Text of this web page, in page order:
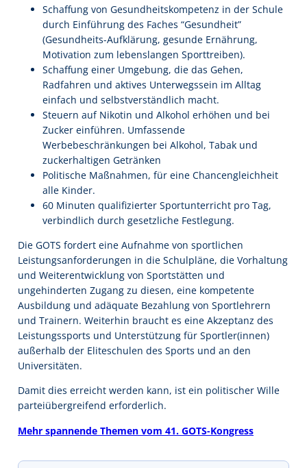
Schaffung von Gesundheitskompetenz in der Schule
durch Einführung des Faches “Gesundheit”
(Gesundheits-Aufklärung, gesunde Ernährung,
Motivation zum lebenslangen Sporttreiben).
Schaffung einer Umgebung, die das Gehen,
Radfahren und aktives Unterwegssein im Alltag
einfach und selbstverständlich macht.
Steuern auf Nikotin und Alkohol erhöhen und bei
Zucker einführen. Umfassende
Werbebeschränkungen bei Alkohol, Tabak und
zuckerhaltigen Getränken
Politische Maßnahmen, für eine Chancengleichheit
alle Kinder.
60 Minuten qualifizierter Sportunterricht pro Tag,
verbindlich durch gesetzliche Festlegung.
Die GOTS fordert eine Aufnahme von sportlichen
Leistungsanforderungen in die Schulpläne, die Vorhaltung
und Weiterentwicklung von Sportstätten und
ungehinderten Zugang zu diesen, eine kompetente
Ausbildung und adäquate Bezahlung von Sportlehrern
und Trainern. Weiterhin braucht es eine Akzeptanz des
Leistungssports und Unterstützung für Sportler(innen)
außerhalb der Eliteschulen des Sports und an den
Universitäten.
Damit dies erreicht werden kann, ist ein politischer Wille
parteiübergreifend erforderlich.
Mehr spannende Themen vom 41. GOTS-Kongress